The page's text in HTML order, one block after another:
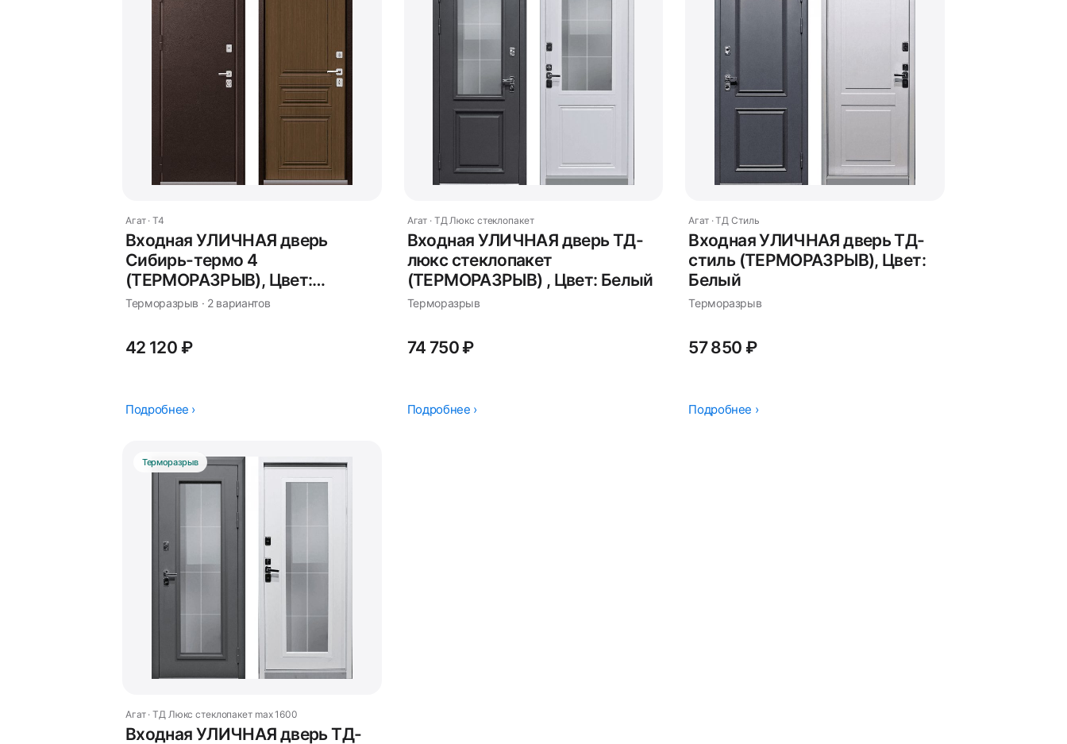
Агат · T4
Входная УЛИЧНАЯ дверь
Сибирь-термо 4
(ТЕРМОРАЗРЫВ), Цвет:
Миндаль
Терморазрыв · 2 вариантов
42 120 ₽
Подробнее ›
Агат · ТД Люкс стеклопакет
Входная УЛИЧНАЯ дверь ТД-
люкс стеклопакет
(ТЕРМОРАЗРЫВ) , Цвет: Белый
Терморазрыв
74 750 ₽
Подробнее ›
Агат · ТД Стиль
Входная УЛИЧНАЯ дверь ТД-
cтиль (ТЕРМОРАЗРЫВ), Цвет:
Белый
Терморазрыв
57 850 ₽
Подробнее ›
Терморазрыв
Агат · ТД Люкс стеклопакет max 1600
Входная УЛИЧНАЯ дверь ТД-